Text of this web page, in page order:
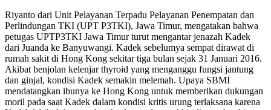
Riyanto dari Unit Pelayanan Terpadu Pelayanan Penempatan dan
Perlindungan TKI (UPT P3TKI), Jawa Timur, mengatakan bahwa
petugas UPTP3TKI Jawa Timur turut mengantar jenazah Kadek
dari Juanda ke Banyuwangi. Kadek sebelumya sempat dirawat di
rumah sakit di Hong Kong sekitar tiga bulan sejak 31 Januari 2016.
Akibat benjolan kelenjar thyroid yang menganggu fungsi jantung
dan ginjal, kondisi Kadek semakin melemah. Upaya SBMI
mendatangkan ibunya ke Hong Kong untuk memberikan dukungan
moril pada saat Kadek dalam kondisi kritis urung terlaksana karena